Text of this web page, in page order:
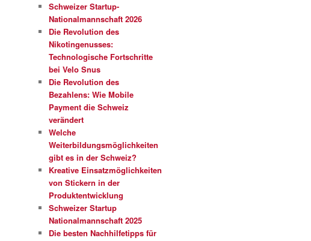
Schweizer Startup-
Nationalmannschaft 2026
Die Revolution des
Nikotingenusses:
Technologische Fortschritte
bei Velo Snus
Die Revolution des
Bezahlens: Wie Mobile
Payment die Schweiz
verändert
Welche
Weiterbildungsmöglichkeiten
gibt es in der Schweiz?
Kreative Einsatzmöglichkeiten
von Stickern in der
Produktentwicklung
Schweizer Startup
Nationalmannschaft 2025
Die besten Nachhilfetipps für